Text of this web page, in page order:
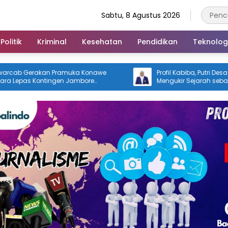
Sabtu, 8 Agustus 2026
Politik Kriminal Kesehatan Pendidikan
Konawe
Ikbar: Tunjukkan
Profil Kabiba, Putri Desa Lasiwa yang
Mengukir Sejarah sebagai Doktor
Pertama di Tanah Kelahirannya